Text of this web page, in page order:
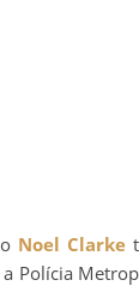
Noel Clarke
Polícia